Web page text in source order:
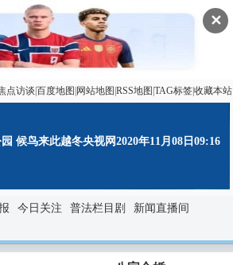
✕
点访谈 百度地图 网站地图 RSS地图 TAG标签收藏本站
候鸟来此越冬央视网2020年11月08日09:16
今日关注 普法栏目剧
新闻直播间